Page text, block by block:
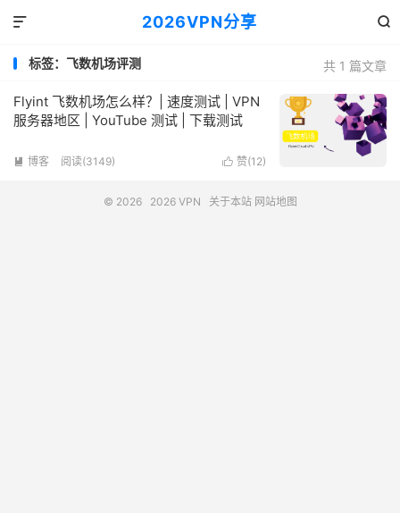
2026VPN分享 

共 1 篇文章
标签：飞数机场评测
Flyint 飞数机场怎么样？| 速度测试 | VPN
服务器地区 | YouTube 测试 | 下载测试
 赞(12)
 博客 阅读(3149)
© 2026 2026 VPN 关于本站 网站地图